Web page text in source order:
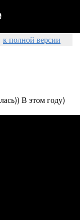
к полной версии
В этом году)